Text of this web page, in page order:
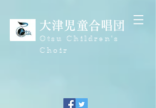
大津児童合唱団
​Otsu Children's
Choir